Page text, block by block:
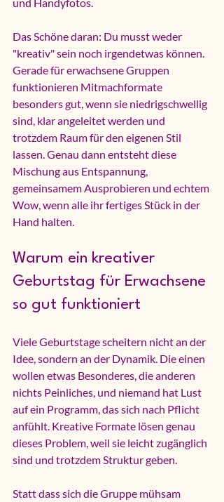
Das Schöne daran: Du musst weder
"kreativ" sein noch irgendetwas können.
Gerade für erwachsene Gruppen
funktionieren Mitmachformate
besonders gut, wenn sie niedrigschwellig
sind, klar angeleitet werden und
trotzdem Raum für den eigenen Stil
lassen. Genau dann entsteht diese
Mischung aus Entspannung,
gemeinsamem Ausprobieren und echtem
Wow, wenn alle ihr fertiges Stück in der
Hand halten.
Warum ein kreativer
Geburtstag für Erwachsene
so gut funktioniert
Viele Geburtstage scheitern nicht an der
Idee, sondern an der Dynamik. Die einen
wollen etwas Besonderes, die anderen
nichts Peinliches, und niemand hat Lust
auf ein Programm, das sich nach Pflicht
anfühlt. Kreative Formate lösen genau
dieses Problem, weil sie leicht zugänglich
sind und trotzdem Struktur geben.
Statt dass sich die Gruppe mühsam